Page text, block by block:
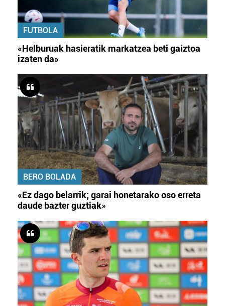
FUTBOLA
«Helburuak hasieratik markatzea beti gaiztoa
izaten da»
BERO BOLADA
«Ez dago belarrik; garai honetarako oso erreta
daude bazter guztiak»